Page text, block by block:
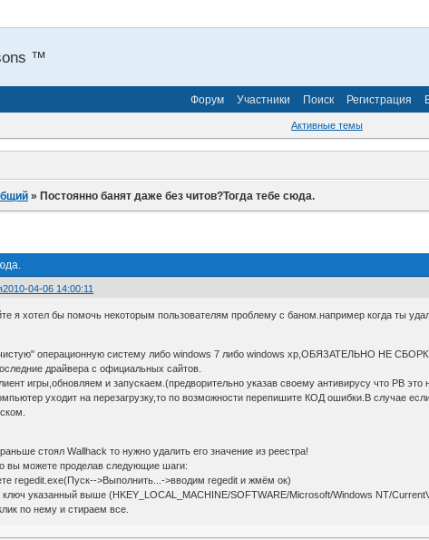
™
Форум Участники Поиск Регистрация
Активные темы
»Постоянно банят даже без читов?Тогда тебе сюда.
2010-04-06 14:00:11
я хотел бы помочь некоторым пользователям проблему с баном.например когда ты
операционную систему либо windows 7 либо windows хр,ОБЯЗАТЕЛЬНО НЕ
драйвера с официальных сайтов.
игры,обновляем и запускаем.(предворительно указав своему антивирусу что РВ это
уходит на перезагрузку,то по возможности перепишите КОД ошибки.В случае
стоял Wallhack то нужно удалить его значение из реестра!
вы можете проделав следующие шаги:
regedit.exe(Пуск-->Выполнить...->вводим regedit и жмём ок)
ключ указанный выше (HKEY_LOCAL_MACHINE/SOFTWARE/Microsoft/Windows NT/
по нему и стираем все.